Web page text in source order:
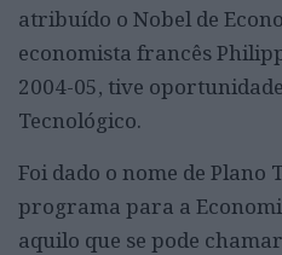
atribuído o Nobel de
economista francês
2004-05, tive
Tecnológico.
Foi dado o nome de Plano
programa para a
aquilo que se pode